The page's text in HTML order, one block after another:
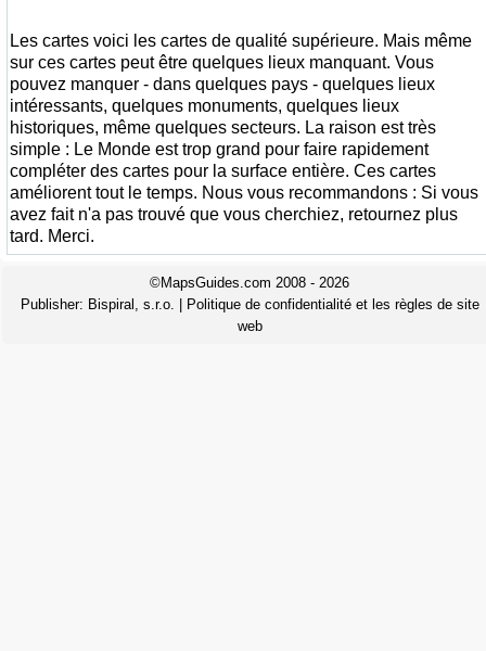
Les cartes voici les cartes de qualité supérieure. Mais même
sur ces cartes peut être quelques lieux manquant. Vous
pouvez manquer - dans quelques pays - quelques lieux
intéressants, quelques monuments, quelques lieux
historiques, même quelques secteurs. La raison est très
simple : Le Monde est trop grand pour faire rapidement
compléter des cartes pour la surface entière. Ces cartes
améliorent tout le temps. Nous vous recommandons : Si vous
avez fait n'a pas trouvé que vous cherchiez, retournez plus
tard. Merci.
©MapsGuides.com 2008 - 2026
Publisher: Bispiral, s.r.o.
Politique de confidentialité et les règles de site
web